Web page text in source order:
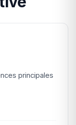
principales